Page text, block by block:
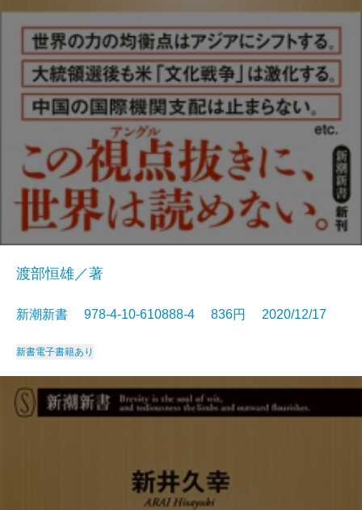
渡部恒雄／著
新潮新書 978-4-10-610888-4 836円 2020/12/17
新書電子書籍あり